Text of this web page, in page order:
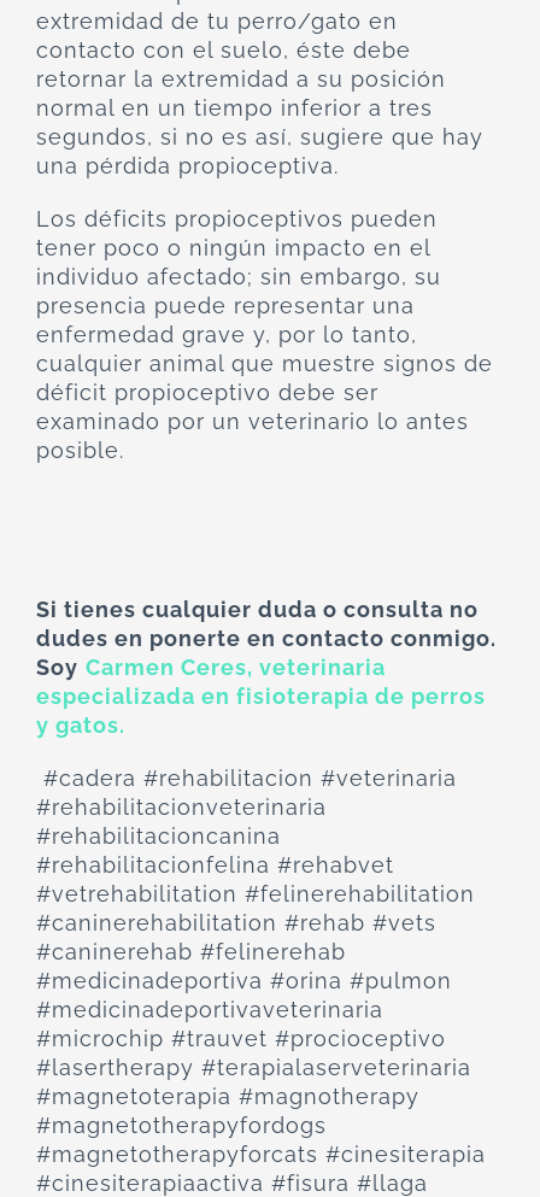
extremidad de tu perro/gato en
contacto con el suelo, éste debe
retornar la extremidad a su posición
normal en un tiempo inferior a tres
segundos, si no es así, sugiere que hay
una pérdida propioceptiva.
Los déficits propioceptivos pueden
tener poco o ningún impacto en el
individuo afectado; sin embargo, su
presencia puede representar una
enfermedad grave y, por lo tanto,
cualquier animal que muestre signos de
déficit propioceptivo debe ser
examinado por un veterinario lo antes
posible.
Si tienes cualquier duda o consulta no
dudes en ponerte en contacto conmigo.
Soy Carmen Ceres, veterinaria
especializada en fisioterapia de perros
y gatos.
#cadera #rehabilitacion #veterinaria
#rehabilitacionveterinaria
#rehabilitacioncanina
#rehabilitacionfelina #rehabvet
#vetrehabilitation #felinerehabilitation
#caninerehabilitation #rehab #vets
#caninerehab #felinerehab
#medicinadeportiva #orina #pulmon
#medicinadeportivaveterinaria
#microchip #trauvet #procioceptivo
#lasertherapy #terapialaserveterinaria
#magnetoterapia #magnotherapy
#magnetotherapyfordogs
#magnetotherapyforcats #cinesiterapia
#cinesiterapiaactiva #fisura #llaga